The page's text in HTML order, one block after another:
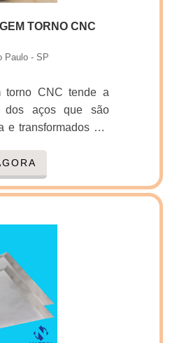
TORNO CNC
Paulo - SP
torno CNC tende a
dos aços que são
transformados em
e sequências de
a peça em
estabilizá-la.Por
que realize
de qualidade.A
torno CNC
x 1000 mm.Como